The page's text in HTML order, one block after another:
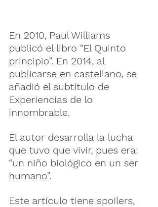
En 2010, Paul Williams
publicó el libro “El Quinto
principio”. En 2014, al
publicarse en castellano, se
añadió el subtítulo de
Experiencias de lo
innombrable.
El autor desarrolla la lucha
que tuvo que vivir, pues era:
“un niño biológico en un ser
humano”.
Este artículo tiene spoilers,